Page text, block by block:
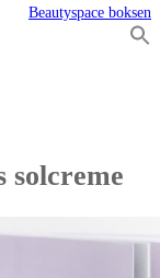
Beautyspace boksen
solcreme